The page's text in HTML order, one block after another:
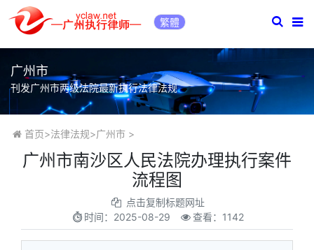
繁體
广州市
刊发广州市两级法院最新执行法律法规
首页>法律法规>广州市>
广州市南沙区人民法院办理执行案件
流程图
点击复制标题网址
时间： 2025-08-29 查看：1142